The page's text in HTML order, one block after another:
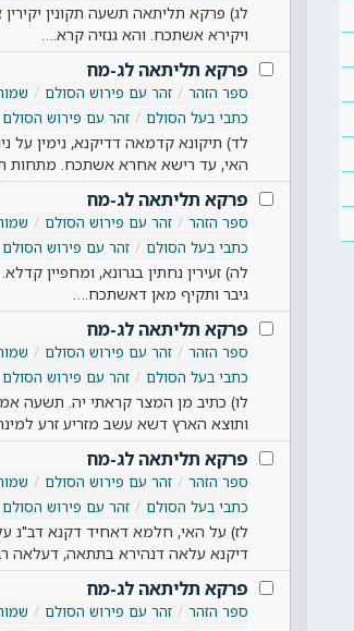
לג) פרקא תליתאה תשעה תקונין
ויקירא אשתכח. והא גנזיה קרא.…
פרקא תליתאה לג-מח
ספר הזהר זהר עם פירוש הסולם
כתבי בעל הסולם
זהר עם פירוש הסולם
לד) תיקונא קדמאה דדיקנא, נימין על
האי, עד רישא אחרא אשתכח. מתחות
פרקא תליתאה לג-מח
ספר הזהר זהר עם פירוש הסולם
כתבי בעל הסולם
זהר עם פירוש הסולם
לה) זעירין נחתין בגרונא, ומחפיין
גיבר ותקיף מאן דאשתכח.…
פרקא תליתאה לג-מח
ספר הזהר זהר עם פירוש הסולם
כתבי בעל הסולם
זהר עם פירוש הסולם
לו) כתיב מן המצר קראתי יה. תשעה
ותוצא הארץ דשא עשב מזריע זרע
פרקא תליתאה לג-מח
ספר הזהר זהר עם פירוש הסולם
כתבי בעל הסולם
זהר עם פירוש הסולם
לז) על האי, חלמא דאחיד דקנא דב"נ
דיקנא עלאה דנהירא בתתאה, דעלאה
פרקא תליתאה לג-מח
ספר הזהר זהר עם פירוש הסולם